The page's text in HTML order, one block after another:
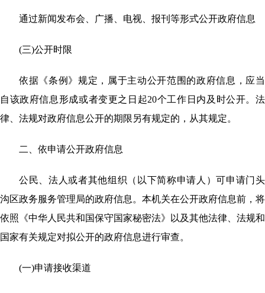
通过新闻发布会、广播、电视、报刊等形式公开政府信息
(三)公开时限
依据《条例》规定，属于主动公开范围的政府信息，应当
自该政府信息形成或者变更之日起20个工作日内及时公开。法
律、法规对政府信息公开的期限另有规定的，从其规定。
二、依申请公开政府信息
公民、法人或者其他组织（以下简称申请人）可申请门头
沟区政务服务管理局的政府信息。本机关在公开政府信息前，将
依照《中华人民共和国保守国家秘密法》以及其他法律、法规和
国家有关规定对拟公开的政府信息进行审查。
(一)申请接收渠道